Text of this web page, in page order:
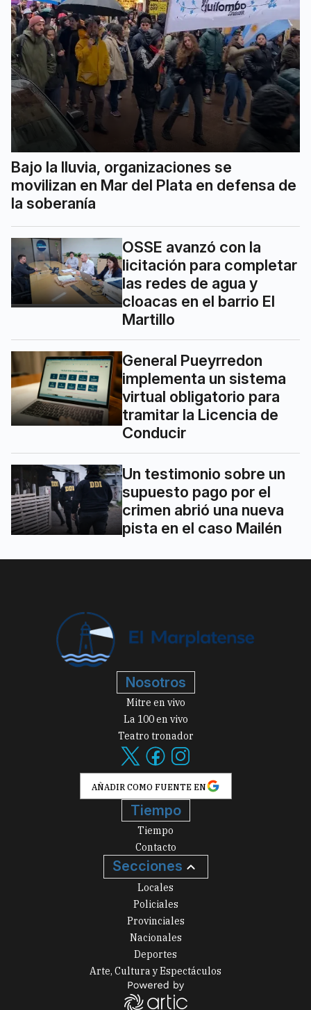
Bajo la lluvia, organizaciones se
movilizan en Mar del Plata en defensa de
la soberanía
OSSE avanzó con la
licitación para completar
las redes de agua y
cloacas en el barrio El
Martillo
General Pueyrredon
implementa un sistema
virtual obligatorio para
tramitar la Licencia de
Conducir
Un testimonio sobre un
supuesto pago por el
crimen abrió una nueva
pista en el caso Mailén
Nosotros
Mitre en vivo
La 100 en vivo
Teatro tronador
AÑADIR COMO FUENTE EN
Tiempo
Tiempo
Contacto
Secciones
Locales
Policiales
Provinciales
Nacionales
Deportes
Arte, Cultura y Espectáculos